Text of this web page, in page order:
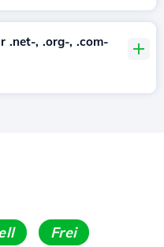
.net-, .org-, .com-
Frei